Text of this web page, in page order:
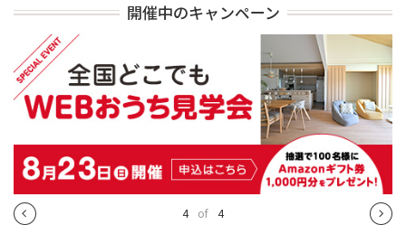
開催中のキャンペーン
4 of 4